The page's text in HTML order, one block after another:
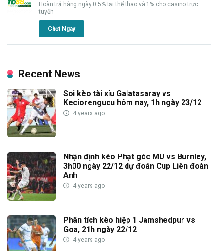
Hoàn trả hàng ngày 0.5% tại thể thao và 1% cho casino trực
tuyến
Chơi Ngay
Recent News
Soi kèo tài xỉu Galatasaray vs
Keciorengucu hôm nay, 1h ngày 23/12
4 years ago
Nhận định kèo Phạt góc MU vs Burnley,
3h00 ngày 22/12 dự đoán Cup Liên đoàn
Anh
4 years ago
Phân tích kèo hiệp 1 Jamshedpur vs
Goa, 21h ngày 22/12
4 years ago